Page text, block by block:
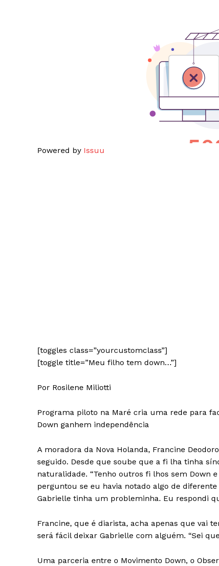
Powered by Issuu
[toggles class=”yourcustomclass”]
[toggle title=”Meu filho tem down…”]
Por Rosilene Miliotti
Programa piloto na Maré cria uma rede para
Down ganhem independência
A moradora da Nova Holanda, Francine
seguido. Desde que soube que a fi lha tinha
naturalidade. “Tenho outros fi lhos sem Down
perguntou se eu havia notado algo de
Gabrielle tinha um probleminha. Eu respondi
Francine, que é diarista, acha apenas que vai
será fácil deixar Gabrielle com alguém. “Sei
Uma parceria entre o Movimento Down, o